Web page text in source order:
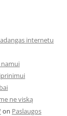
internetu
ne viską
on Paslaugos